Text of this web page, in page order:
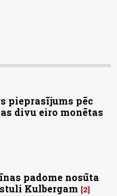
pieprasījums pēc
divu eiro monētas
padome nosūta
Kulbergam
2